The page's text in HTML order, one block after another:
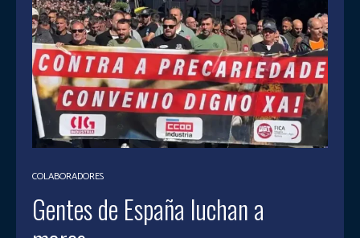
COLABORADORES
Gentes de España luchan a